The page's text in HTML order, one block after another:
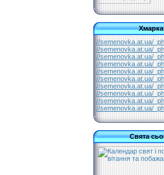
//semenovka.at.ua/
//semenovka.at.ua/
//semenovka.at.ua/
//semenovka.at.ua/
//semenovka.at.ua/
//semenovka.at.ua/
//semenovka.at.ua/
//semenovka.at.ua/
//semenovka.at.ua/
//semenovka.at.ua/
Свята